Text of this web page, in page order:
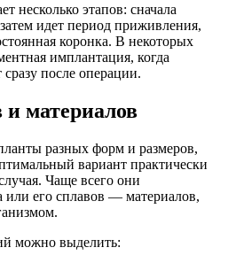
несколько этапов: сначала
идет период приживления,
коронка. В некоторых
имплантация, когда
после операции.
материалов
разных форм и размеров,
вариант практически
Чаще всего они
или его сплавов — материалов,
можно выделить: